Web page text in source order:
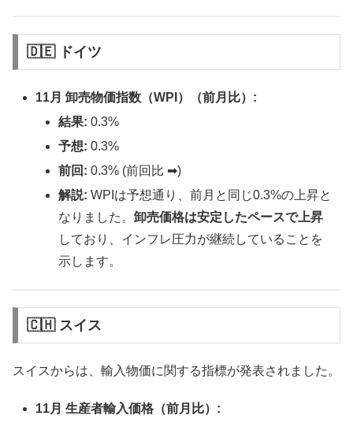
🇩🇪 ドイツ
11月 卸売物価指数（WPI）（前月比）:
結果: 0.3%
予想: 0.3%
前回: 0.3% (前回比 ➡︎)
解説: WPIは予想通り、前月と同じ0.3%の上昇と
なりました。卸売価格は安定したペースで上昇
しており、インフレ圧力が継続していることを
示します。
🇨🇭 スイス
スイスからは、輸入物価に関する指標が発表されました。
11月 生産者輸入価格（前月比）: